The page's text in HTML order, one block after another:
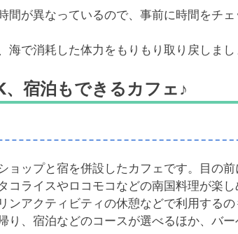
間が異なっているので、事前に時間をチェ
海で消耗した体力をもりもり取り戻しまし
宿泊もできるカフェ♪
ョップと宿を併設したカフェです。目の
コライスやロコモコなどの南国料理が楽
ンアクティビティの休憩などで利用するの
り、宿泊などのコースが選べるほか、バー